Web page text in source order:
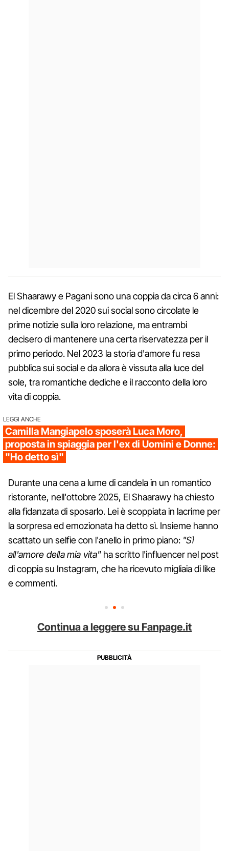
El Shaarawy e Pagani sono una coppia da circa 6 anni:
nel dicembre del 2020 sui social sono circolate le
prime notizie sulla loro relazione, ma entrambi
decisero di mantenere una certa riservatezza per il
primo periodo. Nel 2023 la storia d'amore fu resa
pubblica sui social e da allora è vissuta alla luce del
sole, tra romantiche dediche e il racconto della loro
vita di coppia.
LEGGI ANCHE
Camilla Mangiapelo sposerà Luca Moro,
proposta in spiaggia per l'ex di Uomini e Donne:
"Ho detto sì"
Durante una cena a lume di candela in un romantico
ristorante, nell'ottobre 2025, El Shaarawy ha chiesto
alla fidanzata di sposarlo. Lei è scoppiata in lacrime per
la sorpresa ed emozionata ha detto sì. Insieme hanno
scattato un selfie con l'anello in primo piano: "Sì
all'amore della mia vita"ha scritto l'influencer nel post
di coppia su Instagram, che ha ricevuto migliaia di like
e commenti.
Continua a leggere su Fanpage.it